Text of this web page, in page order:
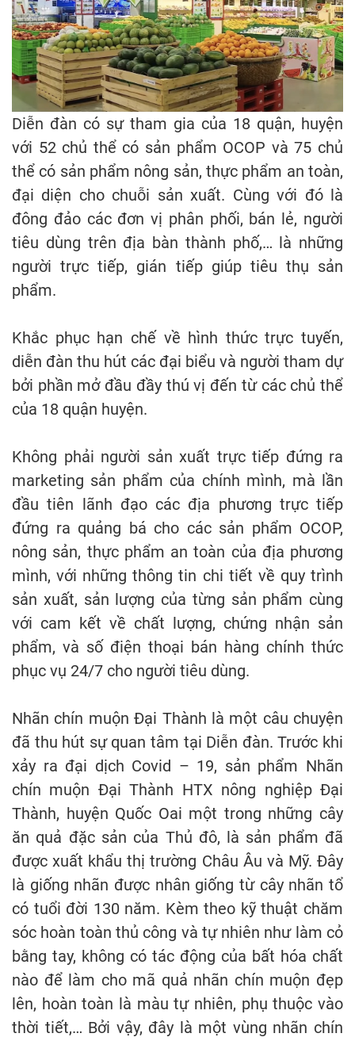
Diễn đàn có sự tham gia của 18 quận, huyện
với 52 chủ thể có sản phẩm OCOP và 75 chủ
thể có sản phẩm nông sản, thực phẩm an toàn,
đại diện cho chuỗi sản xuất. Cùng với đó là
đông đảo các đơn vị phân phối, bán lẻ, người
tiêu dùng trên địa bàn thành phố,… là những
người trực tiếp, gián tiếp giúp tiêu thụ sản
phẩm.
Khắc phục hạn chế về hình thức trực tuyến,
diễn đàn thu hút các đại biểu và người tham dự
bởi phần mở đầu đầy thú vị đến từ các chủ thể
của 18 quận huyện.
Không phải người sản xuất trực tiếp đứng ra
marketing sản phẩm của chính mình, mà lần
đầu tiên lãnh đạo các địa phương trực tiếp
đứng ra quảng bá cho các sản phẩm OCOP,
nông sản, thực phẩm an toàn của địa phương
mình, với những thông tin chi tiết về quy trình
sản xuất, sản lượng của từng sản phẩm cùng
với cam kết về chất lượng, chứng nhận sản
phẩm, và số điện thoại bán hàng chính thức
phục vụ 24/7 cho người tiêu dùng.
Nhãn chín muộn Đại Thành là một câu chuyện
đã thu hút sự quan tâm tại Diễn đàn. Trước khi
xảy ra đại dịch Covid – 19, sản phẩm Nhãn
chín muộn Đại Thành HTX nông nghiệp Đại
Thành, huyện Quốc Oai một trong những cây
ăn quả đặc sản của Thủ đô, là sản phẩm đã
được xuất khẩu thị trường Châu Âu và Mỹ. Đây
là giống nhãn được nhân giống từ cây nhãn tổ
có tuổi đời 130 năm. Kèm theo kỹ thuật chăm
sóc hoàn toàn thủ công và tự nhiên như làm cỏ
bằng tay, không có tác động của bất hóa chất
nào để làm cho mã quả nhãn chín muộn đẹp
lên, hoàn toàn là màu tự nhiên, phụ thuộc vào
thời tiết,… Bởi vậy, đây là một vùng nhãn chín